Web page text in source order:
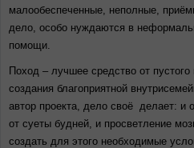
малообеспеченные, неполные,
дело, особо нуждаются в
помощи.
Поход – лучшее средство от
создания благоприятной
автор проекта, дело своё делает: и
от суеты будней, и просветление
создать для этого необходимые